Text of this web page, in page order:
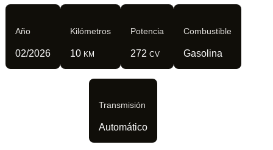
Año
02/2026
Kilómetros
10 KM
Potencia
272 CV
Combustible
Gasolina
Transmisión
Automático